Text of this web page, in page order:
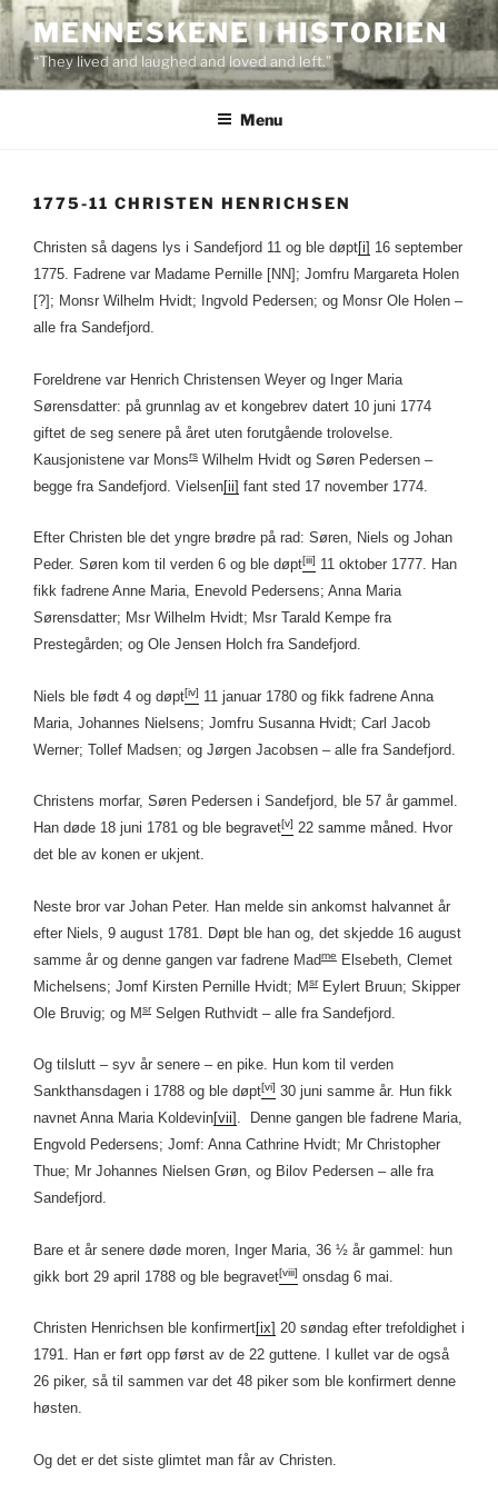
Skip
to
content
MENNESKENE I HISTORIEN
“They lived and laughed and loved and left.”
Menu
1775-11 CHRISTEN HENRICHSEN
Christen så dagens lys i Sandefjord 11 og ble døpt[i] 16 september
1775. Fadrene var Madame Pernille [NN]; Jomfru Margareta Holen
[?]; Monsr Wilhelm Hvidt; Ingvold Pedersen; og Monsr Ole Holen –
alle fra Sandefjord.
Foreldrene var Henrich Christensen Weyer og Inger Maria
Sørensdatter: på grunnlag av et kongebrev datert 10 juni 1774
giftet de seg senere på året uten forutgående trolovelse.
Kausjonistene var Monsrs Wilhelm Hvidt og Søren Pedersen –
begge fra Sandefjord. Vielsen[ii] fant sted 17 november 1774.
Efter Christen ble det yngre brødre på rad: Søren, Niels og Johan
Peder. Søren kom til verden 6 og ble døpt[iii] 11 oktober 1777. Han
fikk fadrene Anne Maria, Enevold Pedersens; Anna Maria
Sørensdatter; Msr Wilhelm Hvidt; Msr Tarald Kempe fra
Prestegården; og Ole Jensen Holch fra Sandefjord.
Niels ble født 4 og døpt[iv] 11 januar 1780 og fikk fadrene Anna
Maria, Johannes Nielsens; Jomfru Susanna Hvidt; Carl Jacob
Werner; Tollef Madsen; og Jørgen Jacobsen – alle fra Sandefjord.
Christens morfar, Søren Pedersen i Sandefjord, ble 57 år gammel.
Han døde 18 juni 1781 og ble begravet[v] 22 samme måned. Hvor
det ble av konen er ukjent.
Neste bror var Johan Peter. Han melde sin ankomst halvannet år
efter Niels, 9 august 1781. Døpt ble han og, det skjedde 16 august
samme år og denne gangen var fadrene Madme Elsebeth, Clemet
Michelsens; Jomf Kirsten Pernille Hvidt; MsrEylert Bruun; Skipper
Ole Bruvig; og MsrSelgen Ruthvidt – alle fra Sandefjord.
Og tilslutt – syv år senere – en pike. Hun kom til verden
Sankthansdagen i 1788 og ble døpt[vi] 30 juni samme år. Hun fikk
navnet Anna Maria Koldevin[vii] . Denne gangen ble fadrene Maria,
Engvold Pedersens; Jomf: Anna Cathrine Hvidt; Mr Christopher
Thue; Mr Johannes Nielsen Grøn, og Bilov Pedersen – alle fra
Sandefjord.
Bare et år senere døde moren, Inger Maria, 36 ½ år gammel: hun
gikk bort 29 april 1788 og ble begravet[viii] onsdag 6 mai.
Christen Henrichsen ble konfirmert[ix] 20 søndag efter trefoldighet i
1791. Han er ført opp først av de 22 guttene. I kullet var de også
26 piker, så til sammen var det 48 piker som ble konfirmert denne
høsten.
Og det er det siste glimtet man får av Christen.